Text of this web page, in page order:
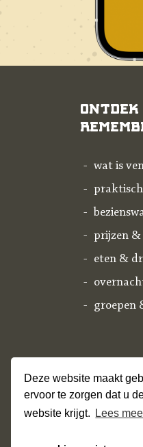
Deze website maakt
ervoor te zorgen dat u
website krijgt.
Lees
wat is
prijzen
eten &
groepen